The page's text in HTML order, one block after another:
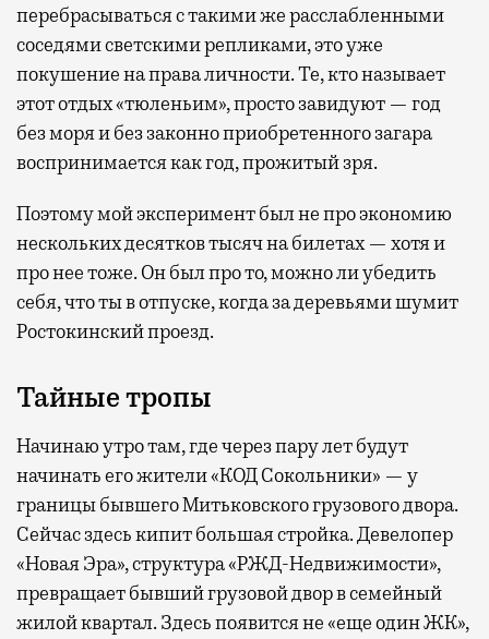
перебрасываться с такими же расслабленными
соседями светскими репликами, это уже
покушение на права личности. Те, кто называет
этот отдых «тюленьим», просто завидуют — год
без моря и без законно приобретенного загара
воспринимается как год, прожитый зря.
Поэтому мой эксперимент был не про экономию
нескольких десятков тысяч на билетах — хотя и
про нее тоже. Он был про то, можно ли убедить
себя, что ты в отпуске, когда за деревьями шумит
Ростокинский проезд.
Тайные тропы
Начинаю утро там, где через пару лет будут
начинать его жители «КОД Сокольники» — у
границы бывшего Митьковского грузового двора.
Сейчас здесь кипит большая стройка. Девелопер
«Новая Эра», структура «РЖД-Недвижимости»,
превращает бывший грузовой двор в семейный
жилой квартал. Здесь появится не «еще один ЖК»,